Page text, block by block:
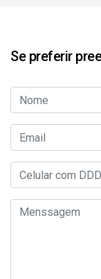
Se preferir